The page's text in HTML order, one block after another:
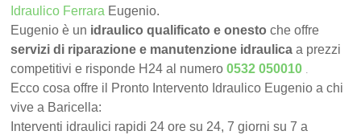
Idraulico Ferrara Eugenio.
Eugenio è un idraulico qualificato e onesto che offre
servizi di riparazione e manutenzione idraulica a prezzi
competitivi e risponde H24 al numero0532 050010 .
Ecco cosa offre il Pronto Intervento Idraulico Eugenio a chi
vive a Baricella:
Interventi idraulici rapidi 24 ore su 24, 7 giorni su 7 a